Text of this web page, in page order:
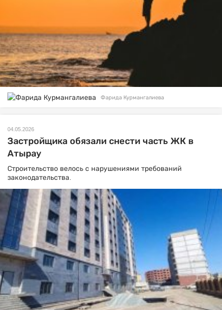
Фарида Курмангалиева
04.05.2026
Застройщика обязали снести часть ЖК в
Атырау
Строительство велось с нарушениями требований
законодательства.